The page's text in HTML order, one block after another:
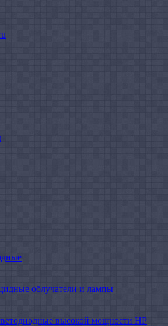
облучатели и лампы
высокой мощности HP